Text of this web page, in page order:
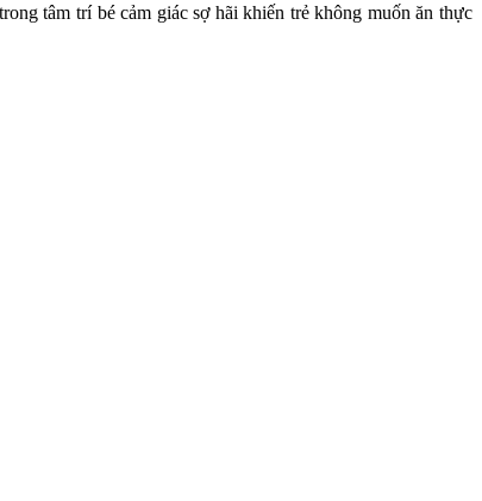
tâm trí bé cảm giác sợ hãi khiến trẻ không muốn ăn thực